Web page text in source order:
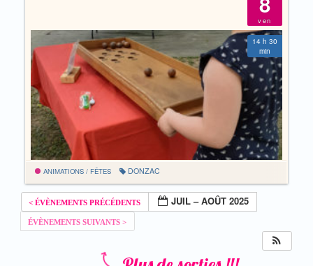
ven
14 h 30
min
ANIMATIONS / FÊTES DONZAC
JUIL – AOÛT 2025